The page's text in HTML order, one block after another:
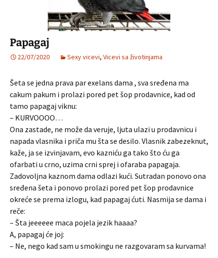
Papagaj
22/07/2020 Sexy vicevi, Vicevi sa životinjama
Šeta se jedna prava par exelans dama , sva sređena ma
cakum pakum i prolazi pored pet šop prodavnice, kad od
tamo papagaj viknu:
– KURVOOOO…
Ona zastade, ne može da veruje, ljuta ulazi u prodavnicu i
napada vlasnika i priča mu šta se desilo. Vlasnik zabezeknut,
kaže, ja se izvinjavam, evo kazniću ga tako što ću ga
ofarbati u crno, uzima crni sprej i ofaraba papagaja.
Zadovoljna kaznom dama odlazi kući. Sutradan ponovo ona
sređena šeta i ponovo prolazi pored pet šop prodavnice
okreće se prema izlogu, kad papagaj ćuti. Nasmija se dama i
reče:
– Šta jeeeeee maca pojela jezik haaaa?
A, papagaj će joj:
– Ne, nego kad sam u smokingu ne razgovaram sa kurvama!